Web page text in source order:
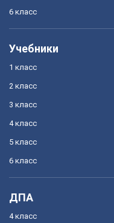
6 класс
Учебники
1 класс
2 класс
3 класс
4 класс
5 класс
6 класс
ДПА
4 класс